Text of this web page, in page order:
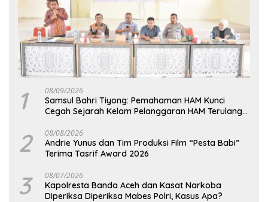
1 08/09/2026
Samsul Bahri Tiyong: Pemahaman HAM Kunci
Cegah Sejarah Kelam Pelanggaran HAM Terulang
2 08/08/2026
Andrie Yunus dan Tim Produksi Film “Pesta Babi”
Terima Tasrif Award 2026
3 08/07/2026
Kapolresta Banda Aceh dan Kasat Narkoba
Diperiksa Diperiksa Mabes Polri, Kasus Apa?